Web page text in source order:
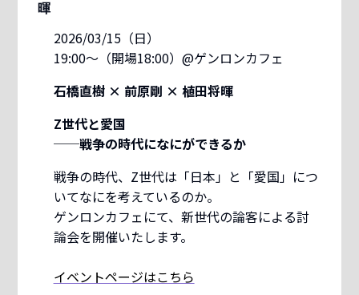
暉
2026/03/15（日）
19:00〜（開場18:00）@ゲンロンカフェ
石橋直樹 × 前原剛 × 植田将暉
Z世代と愛国
──戦争の時代になにができるか
戦争の時代、Z世代は「日本」と「愛国」につ
いてなにを考えているのか。
ゲンロンカフェにて、新世代の論客による討
論会を開催いたします。
イベントページはこちら